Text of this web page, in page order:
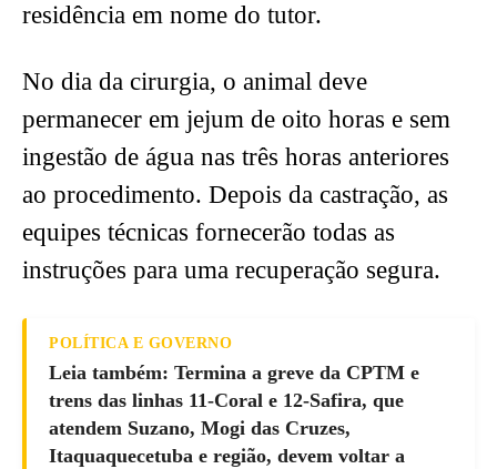
residência em nome do tutor.
No dia da cirurgia, o animal deve
permanecer em jejum de oito horas e sem
ingestão de água nas três horas anteriores
ao procedimento. Depois da castração, as
equipes técnicas fornecerão todas as
instruções para uma recuperação segura.
POLÍTICA E GOVERNO
Leia também: Termina a greve da CPTM e
trens das linhas 11-Coral e 12-Safira, que
atendem Suzano, Mogi das Cruzes,
Itaquaquecetuba e região, devem voltar a